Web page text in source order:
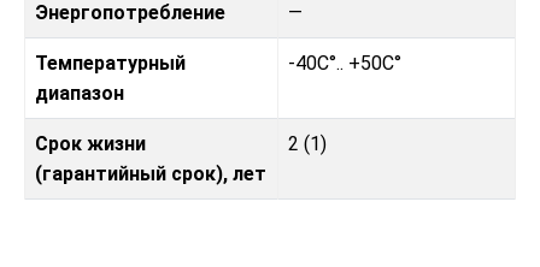
Энергопотребление —
Температурный
диапазон
-40C°.. +50C°
Срок жизни
(гарантийный срок), лет
2 (1)